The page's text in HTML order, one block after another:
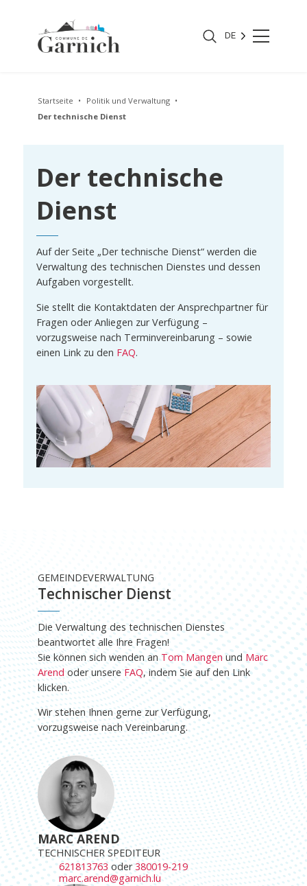
DE
Startseite
Politik und Verwaltung
Der technische Dienst
Der technische
Dienst
Auf der Seite „Der technische Dienst“ werden die
Verwaltung des technischen Dienstes und dessen
Aufgaben vorgestellt.
Sie stellt die Kontaktdaten der Ansprechpartner für
Fragen oder Anliegen zur Verfügung –
vorzugsweise nach Terminvereinbarung – sowie
einen Link zu den FAQ.
Technischer Dienst
GEMEINDEVERWALTUNG
Die Verwaltung des technischen Dienstes
beantwortet alle Ihre Fragen!
Sie können sich wenden anTom MangenundMarc
Arendoder unsereFAQ, indem Sie auf den Link
klicken.
Wir stehen Ihnen gerne zur Verfügung,
vorzugsweise nach Vereinbarung.
MARC AREND
TECHNISCHER SPEDITEUR
621813763oder380019-219
marc.arend@garnich.lu